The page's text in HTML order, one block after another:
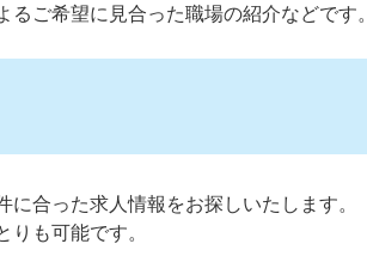
ご希望に見合った職場の紹介などです。
合った求人情報をお探しいたします。
も可能です。